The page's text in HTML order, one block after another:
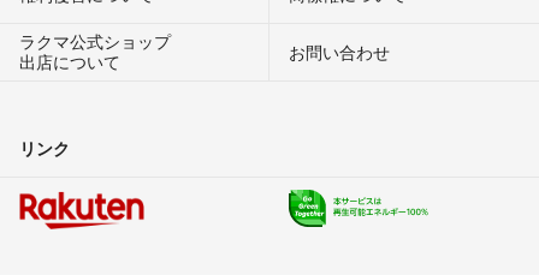
ラクマ公式ショップ
出店について
お問い合わせ
リンク